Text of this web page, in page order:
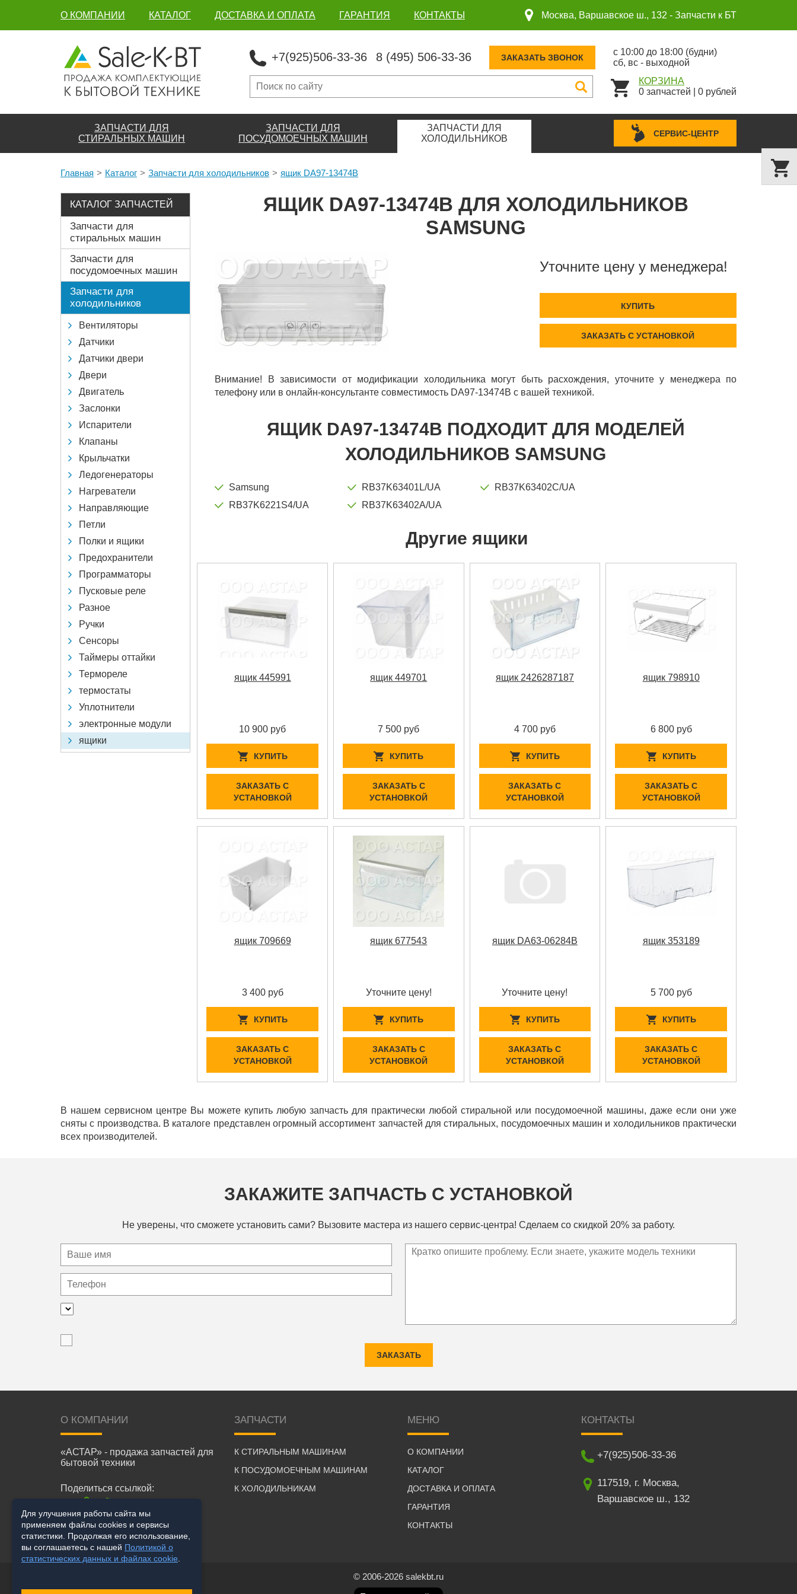
О КОМПАНИИ КАТАЛОГ ДОСТАВКА И ОПЛАТА ГАРАНТИЯ КОНТАКТЫ Москва, Варшавское ш., 132 - Запчасти к БТ
+7(925)506-33-36 8 (495) 506-33-36 ЗАКАЗАТЬ ЗВОНОК
с 10:00 до 18:00 (будни)
сб, вс - выходной
КОРЗИНА
0 запчастей 0 рублей
ЗАПЧАСТИ ДЛЯ
СТИРАЛЬНЫХ МАШИН
ЗАПЧАСТИ ДЛЯ
ПОСУДОМОЕЧНЫХ МАШИН
ЗАПЧАСТИ ДЛЯ
ХОЛОДИЛЬНИКОВ
СЕРВИС-ЦЕНТР
Главная Каталог Запчасти для холодильников ящик DA97-13474B
КАТАЛОГ ЗАПЧАСТЕЙ
Запчасти для
стиральных машин
Запчасти для
посудомоечных машин
Запчасти для
холодильников
Вентиляторы
Датчики
Датчики двери
Двери
Двигатель
Заслонки
Испарители
Клапаны
Крыльчатки
Ледогенераторы
Нагреватели
Направляющие
Петли
Полки и ящики
Предохранители
Программаторы
Пусковые реле
Разное
Ручки
Сенсоры
Таймеры оттайки
Термореле
термостаты
Уплотнители
электронные модули
ящики
ЯЩИК DA97-13474B ДЛЯ ХОЛОДИЛЬНИКОВ
SAMSUNG
Уточните цену у менеджера!
КУПИТЬ
ЗАКАЗАТЬ С УСТАНОВКОЙ
Внимание! В зависимости от модификации холодильника могут быть расхождения, уточните у менеджера по
телефону или в онлайн-консультанте совместимость DA97-13474B с вашей техникой.
ЯЩИК DA97-13474B ПОДХОДИТ ДЛЯ МОДЕЛЕЙ
ХОЛОДИЛЬНИКОВ SAMSUNG
Samsung
RB37K6221S4/UA
RB37K63401L/UA
RB37K63402A/UA
RB37K63402C/UA
Другие ящики
ящик 445991
10 900 руб
КУПИТЬ
ЗАКАЗАТЬ С
УСТАНОВКОЙ
ящик 449701
7 500 руб
КУПИТЬ
ЗАКАЗАТЬ С
УСТАНОВКОЙ
ящик 2426287187
4 700 руб
КУПИТЬ
ЗАКАЗАТЬ С
УСТАНОВКОЙ
ящик 798910
6 800 руб
КУПИТЬ
ЗАКАЗАТЬ С
УСТАНОВКОЙ
ящик 709669
3 400 руб
КУПИТЬ
ЗАКАЗАТЬ С
УСТАНОВКОЙ
ящик 677543
Уточните цену!
КУПИТЬ
ЗАКАЗАТЬ С
УСТАНОВКОЙ
ящик DA63-06284B
Уточните цену!
КУПИТЬ
ЗАКАЗАТЬ С
УСТАНОВКОЙ
ящик 353189
5 700 руб
КУПИТЬ
ЗАКАЗАТЬ С
УСТАНОВКОЙ
В нашем сервисном центре Вы можете купить любую запчасть для практически любой стиральной или посудомоечной машины, даже если они уже
сняты с производства. В каталоге представлен огромный ассортимент запчастей для стиральных, посудомоечных машин и холодильников практически
всех производителей.
ЗАКАЖИТЕ ЗАПЧАСТЬ С УСТАНОВКОЙ
Не уверены, что сможете установить сами? Вызовите мастера из нашего сервис-центра! Сделаем со скидкой 20% за работу.
ЗАКАЗАТЬ
О КОМПАНИИ
«АСТАР» - продажа запчастей для
бытовой техники
Поделиться ссылкой:
ЗАПЧАСТИ
К СТИРАЛЬНЫМ МАШИНАМ
К ПОСУДОМОЕЧНЫМ МАШИНАМ
К ХОЛОДИЛЬНИКАМ
МЕНЮ
О КОМПАНИИ
КАТАЛОГ
ДОСТАВКА И ОПЛАТА
ГАРАНТИЯ
КОНТАКТЫ
КОНТАКТЫ
+7(925)506-33-36
117519, г. Москва,
Варшавское ш., 132
© 2006-2026 salekbt.ru
Для улучшения работы сайта мы
применяем файлы cookies и сервисы
статистики. Продолжая его использование,
вы соглашаетесь с нашей Политикой о
статистических данных и файлах cookie